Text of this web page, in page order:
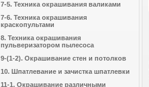
7-5. Техника окрашивания валиками
7-6. Техника окрашивания
краскопультами
8. Техника окрашивания
пульверизатором пылесоса
9-(1-2). Окрашивание стен и потолков
10. Шпатлевание и зачистка шпатлевки
11-1. Окрашивание различными